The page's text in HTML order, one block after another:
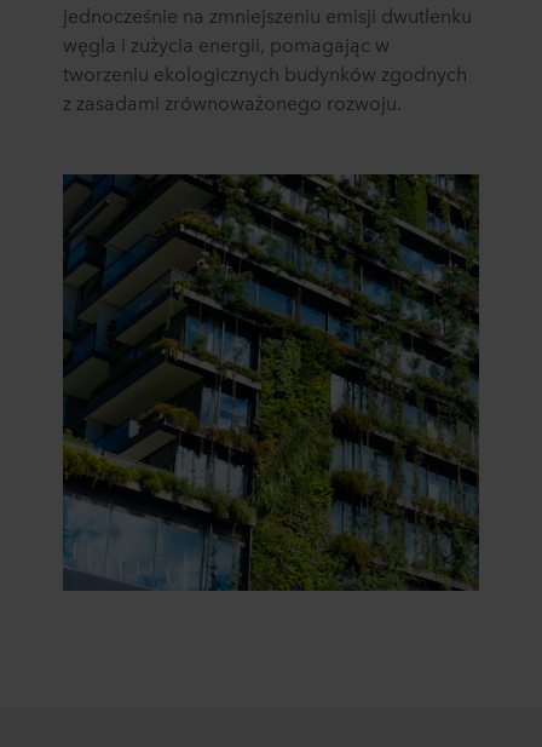
jednocześnie na zmniejszeniu emisji dwutlenku
węgla i zużycia energii, pomagając w
tworzeniu ekologicznych budynków zgodnych
z zasadami zrównoważonego rozwoju.